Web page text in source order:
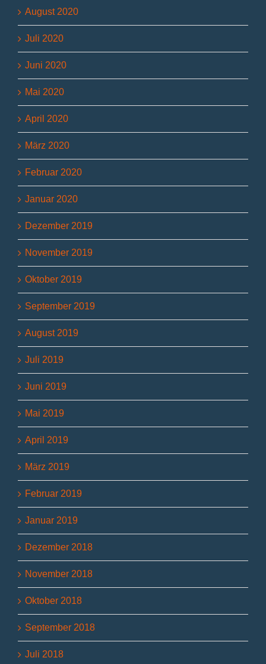
August 2020
Juli 2020
Juni 2020
Mai 2020
April 2020
März 2020
Februar 2020
Januar 2020
Dezember 2019
November 2019
Oktober 2019
September 2019
August 2019
Juli 2019
Juni 2019
Mai 2019
April 2019
März 2019
Februar 2019
Januar 2019
Dezember 2018
November 2018
Oktober 2018
September 2018
Juli 2018